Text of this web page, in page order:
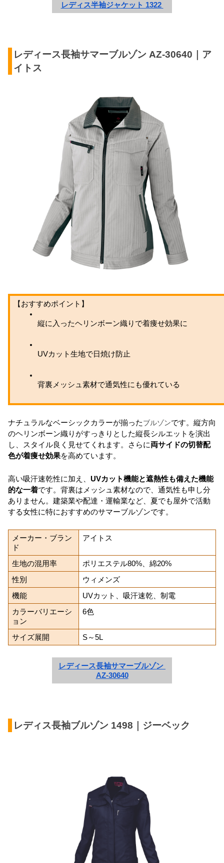
レディス半袖ジャケット 1322
レディース長袖サマーブルゾン AZ-30640｜ア
イトス
【おすすめポイント】
縦に入ったヘリンボーン織りで着痩せ効果に
UVカット生地で日焼け防止
背裏メッシュ素材で通気性にも優れている
ナチュラルなベーシックカラーが揃ったブルゾンです。縦方向
のヘリンボーン織りがすっきりとした縦長シルエットを演出
し、スタイル良く見せてくれます。さらに両サイドの切替配
色が着痩せ効果を高めています。
高い吸汗速乾性に加え、 UVカット機能と遮熱性も備えた機能
的な一着です。背裏はメッシュ素材なので、通気性も申し分
ありません。建築業や配達・運輸業など、夏でも屋外で活動
する女性に特におすすめのサマーブルゾンです。
メーカー・ブラン
ド
アイトス
生地の混用率
ポリエステル80%、綿20%
性別
ウィメンズ
機能
UVカット、吸汗速乾、制電
カラーバリエーシ
ョン
6色
サイズ展開 S～5L
レディース長袖サマーブルゾン
AZ-30640
レディス長袖ブルゾン 1498｜ジーベック